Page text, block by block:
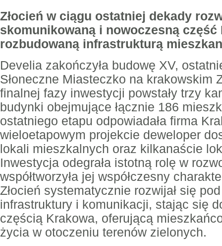
Złocień w ciągu ostatniej dekady
skomunikowaną i nowoczesną część
rozbudowaną infrastrukturą
Develia zakończyła budowę XV,
Słoneczne Miasteczko na krakowskim
finalnej fazy inwestycji powstały trzy
budynki obejmujące łącznie 186
ostatniego etapu odpowiadała firma
wieloetapowym projekcie deweloper
lokali mieszkalnych oraz kilkanaście
Inwestycja odegrała istotną rolę w
współtworzyła jej współczesny
Złocień systematycznie rozwijał się
infrastruktury i komunikacji, stając się
częścią Krakowa, oferującą
życia w otoczeniu terenów zielonych.